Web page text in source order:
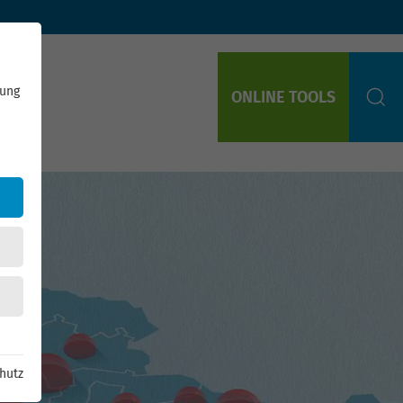
ONLINE TOOLS